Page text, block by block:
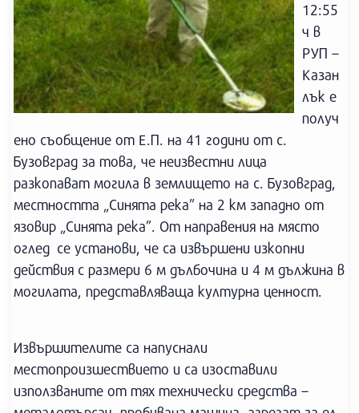
12:55
ч в
РУП –
Казан
лък е
получ
ено съобщение от Е.П. на 41 години от с.
Бузовград за това, че неизвестни лица
разкопават могила в землището на с. Бузовград,
местността „Синята река” на 2 км западно от
язовир „Синята река”. От направения на място
оглед се установи, че са извършени изкопни
действия с размери 6 м дълбочина и 4 м дължина в
могилата, представляваща културна ценност.
Извършителите са напуснали
местопроизшествието и са изоставили
използваните от тях технически средства –